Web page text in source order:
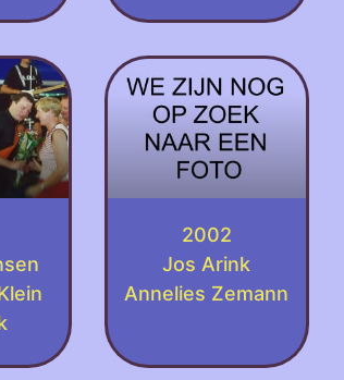
2002
Jos Arink
Annelies Zemann